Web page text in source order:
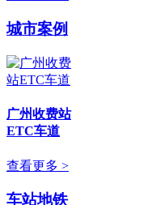
城市案例
广州收费站
ETC车道
查看更多 >
车站地铁